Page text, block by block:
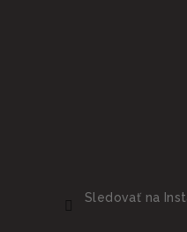
Sledovať na